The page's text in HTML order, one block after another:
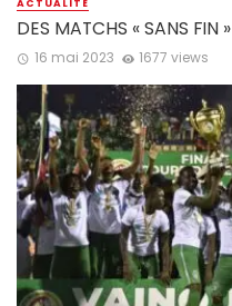
ACTUALITÉ
DES MATCHS « SANS FIN »
16 mai 2023 1677 views